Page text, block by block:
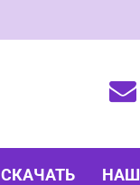
СКАЧАТЬ